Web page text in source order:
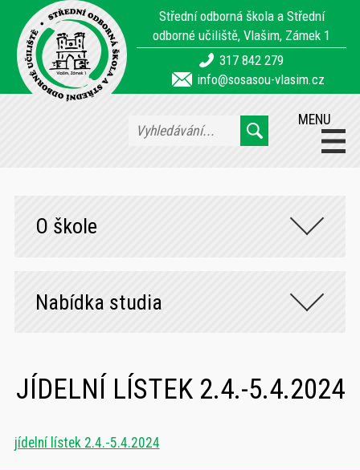
Střední odborná škola a Střední
odborné učiliště, Vlašim, Zámek 1
317 842 279
info@sosasou-vlasim.cz
MENU
O škole
Nabídka studia
JÍDELNÍ LÍSTEK 2.4.-5.4.2024
jídelní lístek 2.4.-5.4.2024